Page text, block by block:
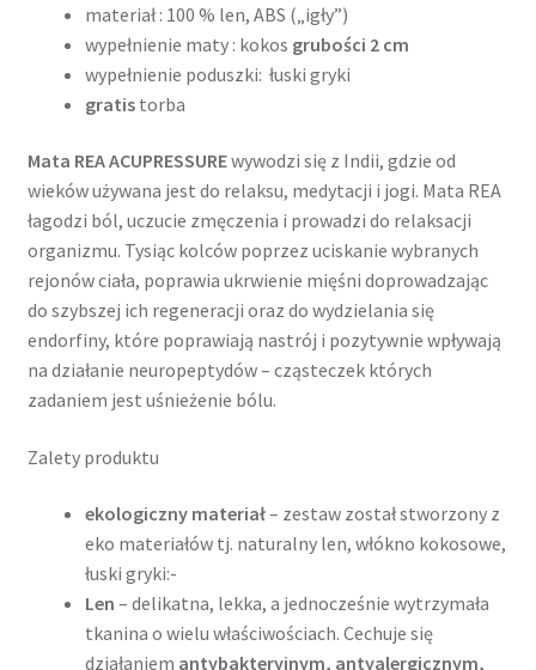
materiał : 100 % len, ABS („igły”)
wypełnienie maty : kokos grubości 2 cm
wypełnienie poduszki: łuski gryki
gratistorba
Mata REA ACUPRESSUREwywodzi się z Indii, gdzie od
wieków używana jest do relaksu, medytacji i jogi. Mata REA
łagodzi ból, uczucie zmęczenia i prowadzi do relaksacji
organizmu. Tysiąc kolców poprzez uciskanie wybranych
rejonów ciała, poprawia ukrwienie mięśni doprowadzając
do szybszej ich regeneracji oraz do wydzielania się
endorfiny, które poprawiają nastrój i pozytywnie wpływają
na działanie neuropeptydów – cząsteczek których
zadaniem jest uśnieżenie bólu.
Zalety produktu
ekologiczny materiał– zestaw został stworzony z
eko materiałów tj. naturalny len, włókno kokosowe,
łuski gryki:-
Len – delikatna, lekka, a jednocześnie wytrzymała
tkanina o wielu właściwościach. Cechuje się
działaniem antybakteryjnym, antyalergicznym,